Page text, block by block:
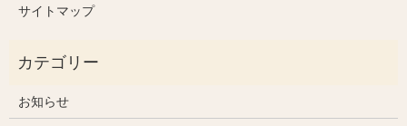
サイトマップ
お知らせ